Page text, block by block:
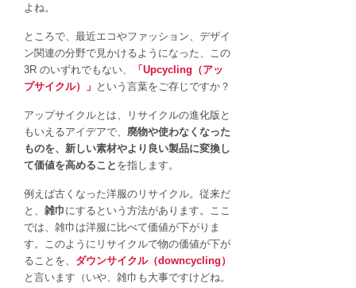
よね。
ところで、最近エコやファッション、デザイ
ン関連の分野で見かけるようになった、この
3R のいずれでもない、
「Upcycling（アッ
プサイクル）」 という言葉をご存じですか？
アップサイクルとは、リサイクルの進化版と
もいえるアイデアで、 廃物や使わなくなった
ものを、新しい素材やより良い製品に変換し
て価値を高めること を指します。
例えば古くなった洋服のリサイクル。従来だ
と、 雑巾 にするという方法があります。ここ
では、雑巾は洋服に比べて価値が下がりま
す。このようにリサイクルで物の価値が下が
ることを、 ダウンサイクル（downcycling）
と言います（いや、雑巾も大事ですけどね。